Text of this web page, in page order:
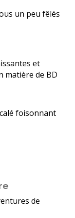
un peu fêlés
et
matière de BD
foisonnant
de